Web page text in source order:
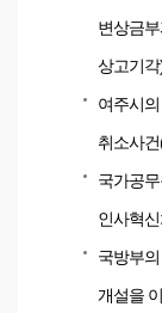
변상금
상고기
여주시
취소사
국가공
인사혁
국방부
개설을